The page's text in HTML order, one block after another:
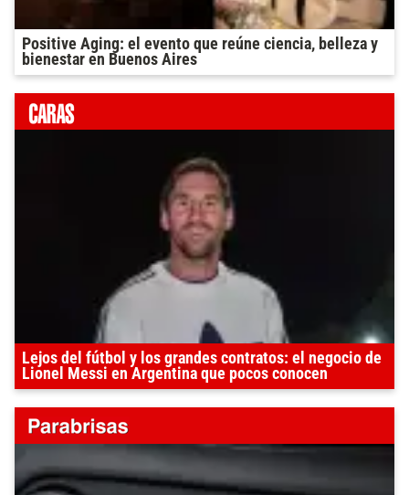
Positive Aging: el evento que reúne ciencia, belleza y
bienestar en Buenos Aires
Lejos del fútbol y los grandes contratos: el negocio de
Lionel Messi en Argentina que pocos conocen